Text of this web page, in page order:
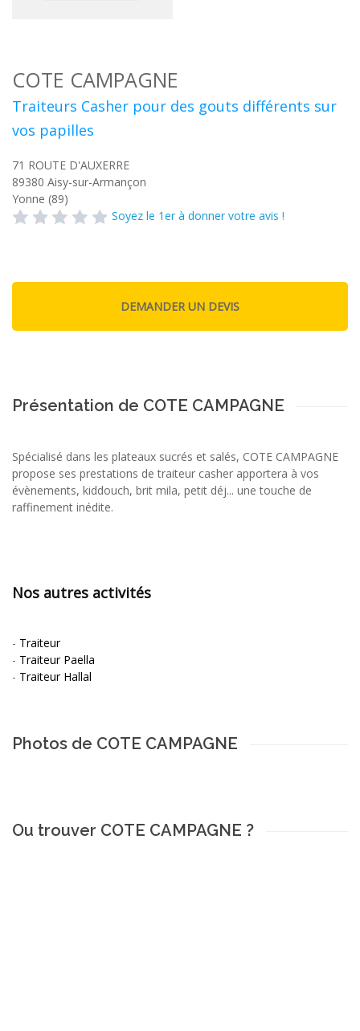
COTE CAMPAGNE
Traiteurs Casher pour des gouts différents sur
vos papilles
71 ROUTE D'AUXERRE
89380 Aisy-sur-Armançon
Yonne (89)
Soyez le 1er à donner votre avis !
Présentation de COTE CAMPAGNE
Spécialisé dans les plateaux sucrés et salés, COTE CAMPAGNE
propose ses prestations de traiteur casher apportera à vos
évènements, kiddouch, brit mila, petit déj... une touche de
raffinement inédite.
Nos autres activités
- Traiteur
- Traiteur Paella
- Traiteur Hallal
Photos de COTE CAMPAGNE
Ou trouver COTE CAMPAGNE ?